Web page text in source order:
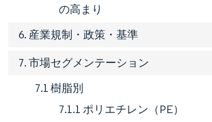
の高まり
6. 産業規制・政策・基準
7. 市場セグメンテーション
7.1 樹脂別
7.1.1 ポリエチレン（PE）